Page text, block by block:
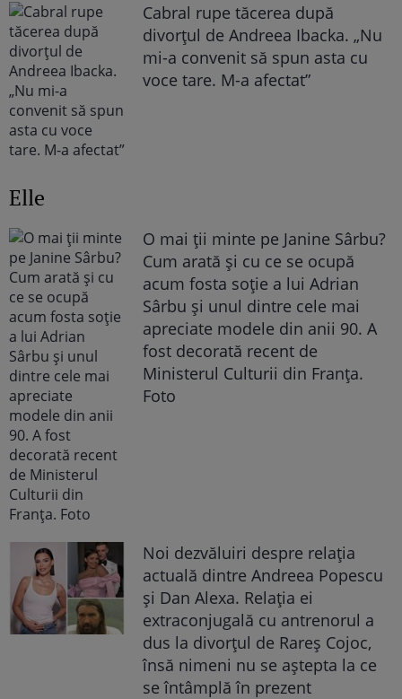
Cabral rupe tăcerea după
divorțul de Andreea Ibacka. „Nu
mi-a convenit să spun asta cu
voce tare. M-a afectat”
Elle
O mai ții minte pe Janine Sârbu?
Cum arată și cu ce se ocupă
acum fosta soție a lui Adrian
Sârbu și unul dintre cele mai
apreciate modele din anii 90. A
fost decorată recent de
Ministerul Culturii din Franța.
Foto
Noi dezvăluiri despre relația
actuală dintre Andreea Popescu
și Dan Alexa. Relația ei
extraconjugală cu antrenorul a
dus la divorțul de Rareș Cojoc,
însă nimeni nu se aștepta la ce
se întâmplă în prezent